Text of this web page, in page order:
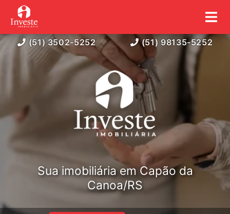
(51) 3502-5252 (51) 98135-5252
Sua imobiliária em Capão da
Canoa/RS